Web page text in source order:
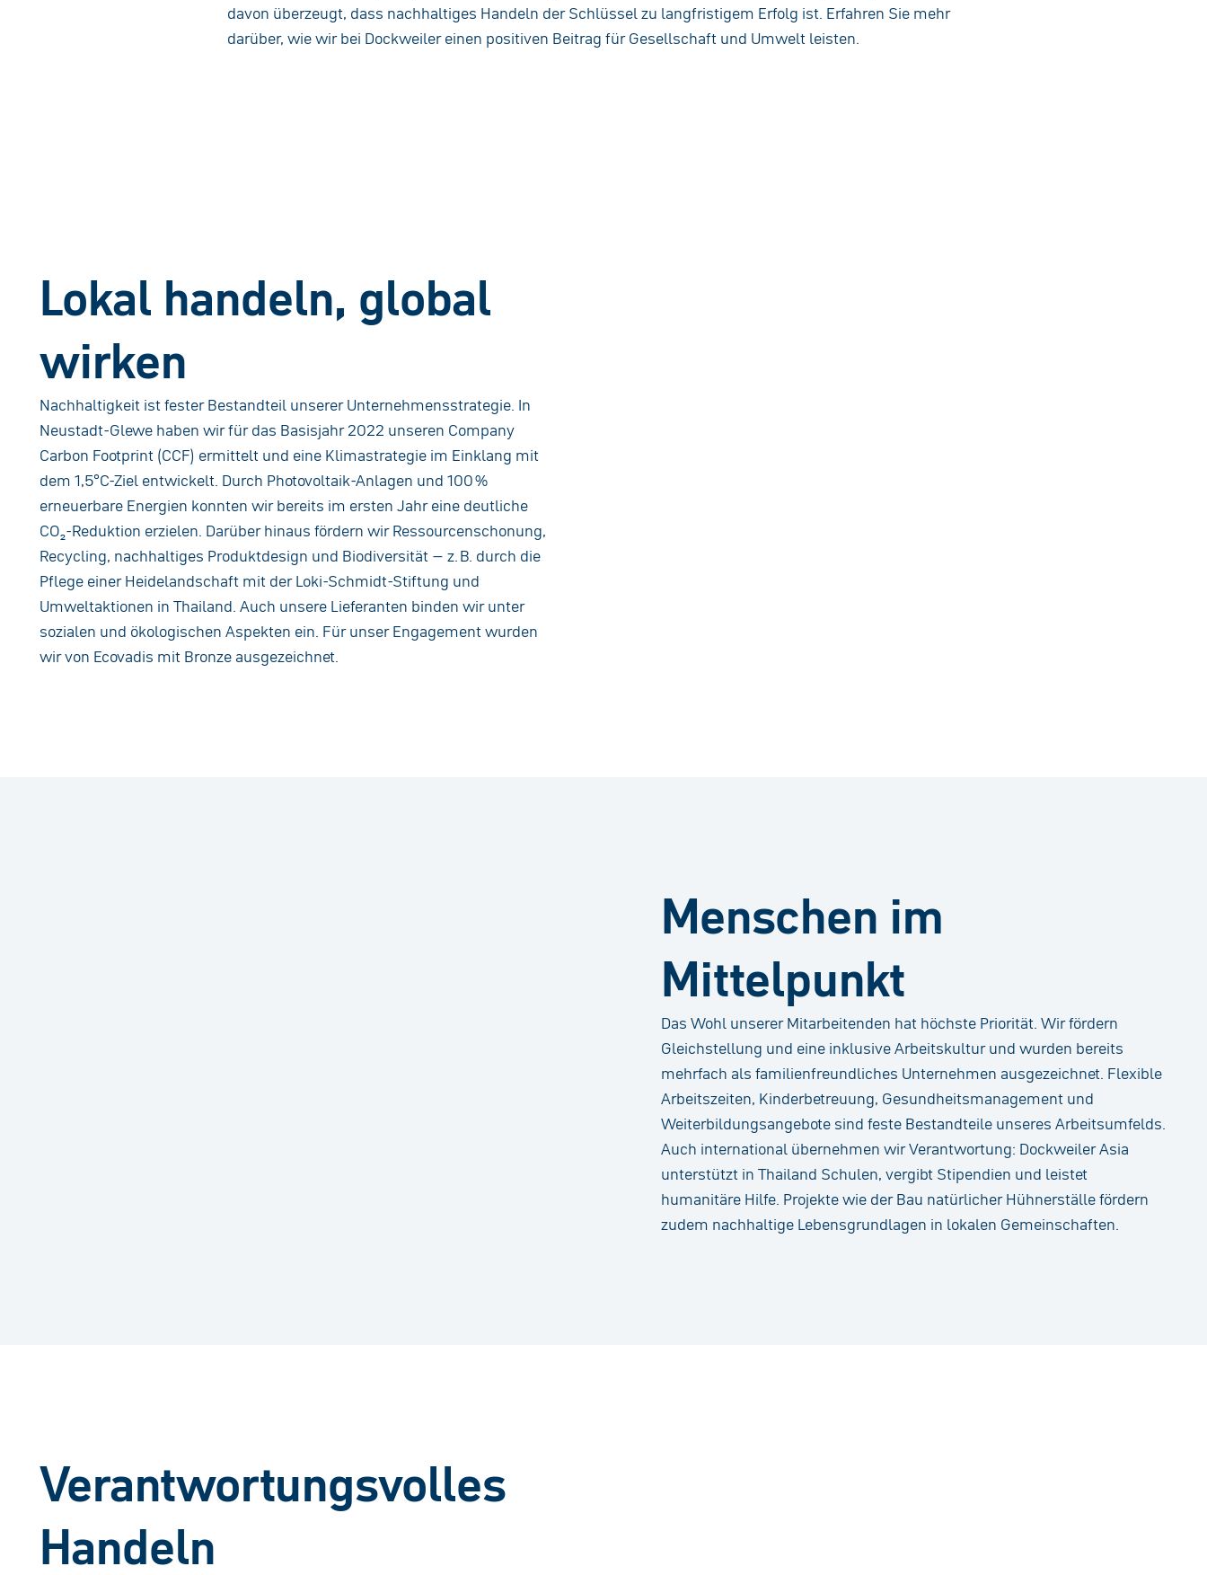
davon überzeugt, dass nachhaltiges Handeln der Schlüssel zu langfristigem Erfolg ist. Erfahren Sie mehr
darüber, wie wir bei Dockweiler einen positiven Beitrag für Gesellschaft und Umwelt leisten.
Lokal handeln, global
wirken
Nachhaltigkeit ist fester Bestandteil unserer Unternehmensstrategie. In
Neustadt-Glewe haben wir für das Basisjahr 2022 unseren Company
Carbon Footprint (CCF) ermittelt und eine Klimastrategie im Einklang mit
dem 1,5°C-Ziel entwickelt. Durch Photovoltaik-Anlagen und 100 %
erneuerbare Energien konnten wir bereits im ersten Jahr eine deutliche
CO₂-Reduktion erzielen. Darüber hinaus fördern wir Ressourcenschonung,
Recycling, nachhaltiges Produktdesign und Biodiversität – z. B. durch die
Pflege einer Heidelandschaft mit der Loki-Schmidt-Stiftung und
Umweltaktionen in Thailand. Auch unsere Lieferanten binden wir unter
sozialen und ökologischen Aspekten ein. Für unser Engagement wurden
wir von Ecovadis mit Bronze ausgezeichnet.
Menschen im
Mittelpunkt
Das Wohl unserer Mitarbeitenden hat höchste Priorität. Wir fördern
Gleichstellung und eine inklusive Arbeitskultur und wurden bereits
mehrfach als familienfreundliches Unternehmen ausgezeichnet. Flexible
Arbeitszeiten, Kinderbetreuung, Gesundheitsmanagement und
Weiterbildungsangebote sind feste Bestandteile unseres Arbeitsumfelds.
Auch international übernehmen wir Verantwortung: Dockweiler Asia
unterstützt in Thailand Schulen, vergibt Stipendien und leistet
humanitäre Hilfe. Projekte wie der Bau natürlicher Hühnerställe fördern
zudem nachhaltige Lebensgrundlagen in lokalen Gemeinschaften.
Verantwortungsvolles
Handeln